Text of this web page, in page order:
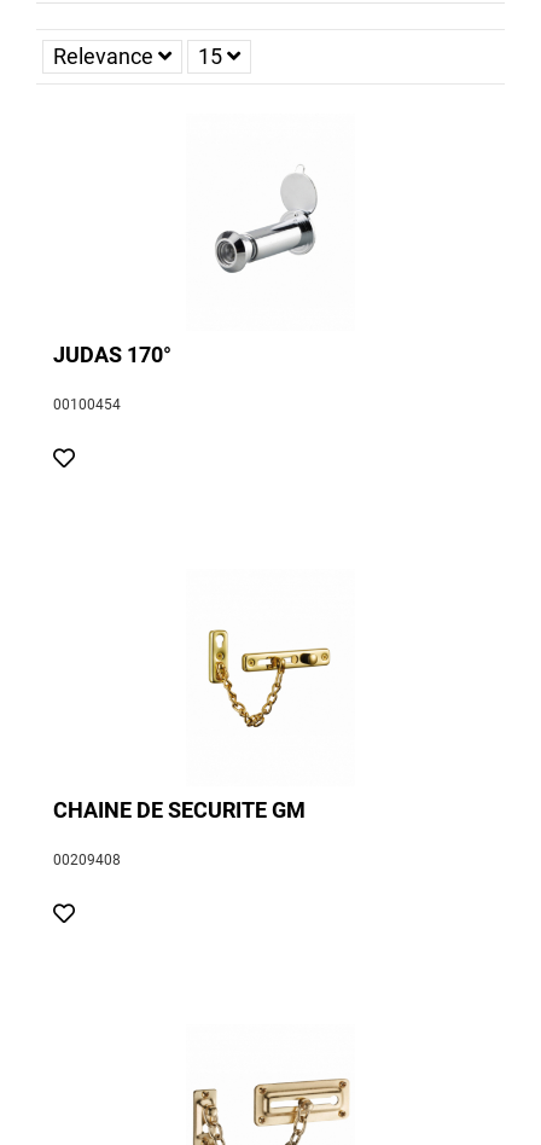
Relevance 15
JUDAS 170°
00100454
CHAINE DE SECURITE GM
00209408